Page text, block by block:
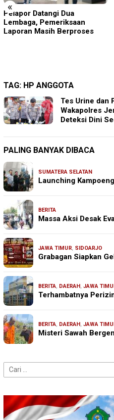
«
Blitaria Expo 2026
Memperingati HUT RI Ke 81
Dan Hari Jadi Ke 702
TAG: HP ANGGOTA
Tes Urine dan
Wakapolres
Deteksi Dini
PALING BANYAK DIBACA
SUMATERA SELATAN
Launching
BERITA
Massa Aksi Desak
JAWA TIMUR, SIDOARJO
Grabagan Siapkan
BERITA, DAERAH , JAWA
Terhambatnya
BERITA, DAERAH , JAWA
Misteri Sawah
Cari
untuk: